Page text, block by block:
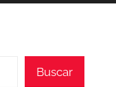
Buscar